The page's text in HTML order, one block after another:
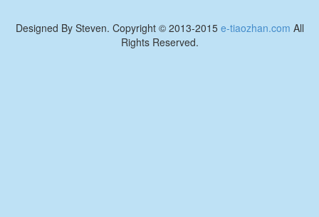
Designed By Steven. Copyright © 2013-2015 e-tiaozhan.com All
Rights Reserved.